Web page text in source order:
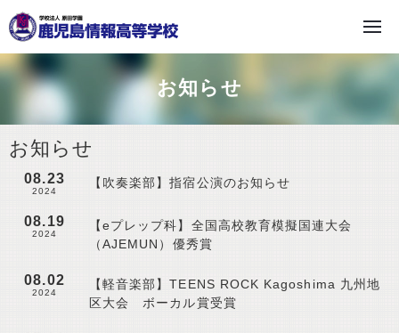
お知らせ
お知らせ
08.23
2024
【吹奏楽部】指宿公演のお知らせ
08.19
2024
【eプレップ科】全国高校教育模擬国連大会
（AJEMUN）優秀賞
08.02
2024
【軽音楽部】TEENS ROCK Kagoshima 九州地
区大会 ボーカル賞受賞